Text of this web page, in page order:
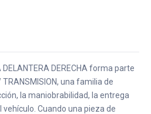
DERECHA forma parte
TRANSMISION, una familia de
la maniobrabilidad, la entrega
Cuando una pieza de